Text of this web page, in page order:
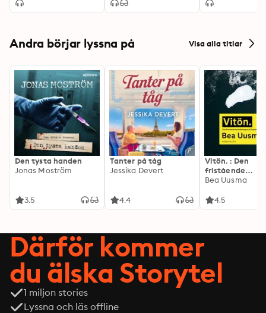
Andra börjar lyssna på Visa alla titlar
Den tysta handen
Jonas Moström
3.5
Tanter på tåg
Jessika Devert
4.4
Vitön. : Den
fristående
fortsättningen
Bea Uusma
4.5
Därför kommer
du älska Storytel
1 miljon stories
Lyssna och läs offline